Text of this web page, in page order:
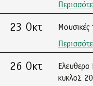
23 Οκτ
Μουσικές
26 Οκτ
Ελευθερο
κυκλοΣ